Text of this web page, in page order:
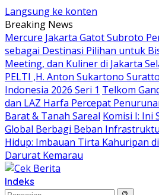
Langsung ke konten
Breaking News
Mercure Jakarta Gatot Subroto
sebagai Destinasi Pilihan untuk
Meeting, dan Kuliner di Jakarta
PELTI ,H. Anton Sukartono
Indonesia 2026 Seri 1 Telkom
dan LAZ Harfa Percepat
Barat & Tanah Sareal Komisi I: Ini
Global Berbagi Beban
Hidup: Imbauan Tirta Kahuripan
Darurat Kemarau
Indeks